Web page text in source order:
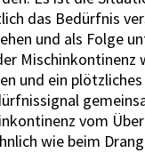
das Bedürfnis
und als Folge
Mischinkontinenz
und ein plötzliches
vom
wie beim